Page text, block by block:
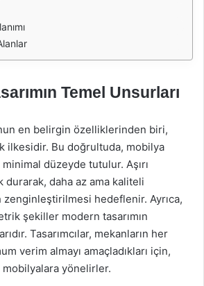
Temel Unsurları
en belirgin özelliklerinden biri,
ilkesidir. Bu doğrultuda, mobilya
düzeyde tutulur. Aşırı
durarak, daha az ama kaliteli
zenginleştirilmesi hedeflenir. Ayrıca,
şekiller modern tasarımın
Tasarımcılar, mekanların her
verim almayı amaçladıkları için,
yönelirler.